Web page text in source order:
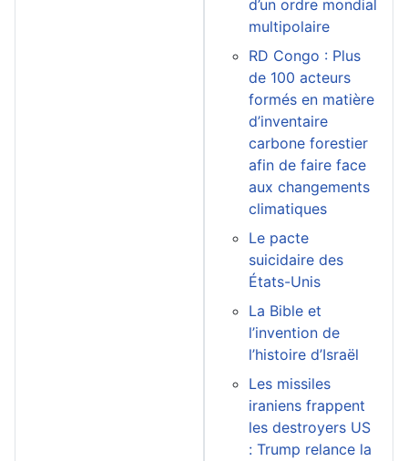
d’un ordre mondial
multipolaire
RD Congo : Plus
de 100 acteurs
formés en matière
d’inventaire
carbone forestier
afin de faire face
aux changements
climatiques
Le pacte
suicidaire des
États-Unis
La Bible et
l’invention de
l’histoire d’Israël
Les missiles
iraniens frappent
les destroyers US
: Trump relance la